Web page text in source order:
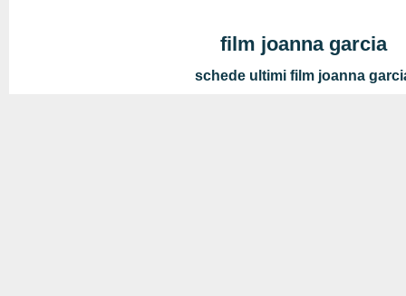
film joanna garcia
schede ultimi film joanna